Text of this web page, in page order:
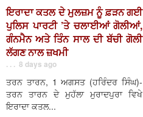
ਇਰਾਦਾ ਕਤਲ ਦੇ ਮੁਲਜ਼ਮ ਨੂੰ ਫ਼ੜਨ ਗਈ
ਪੁਲਿਸ ਪਾਰਟੀ ’ਤੇ ਚਲਾਈਆਂ ਗੋਲੀਆਂ,
ਗੰਨਮੈਨ ਅਤੇ ਤਿੰਨ ਸਾਲ ਦੀ ਬੱਚੀ ਗੋਲੀ
ਲੱਗਣ ਨਾਲ ਜ਼ਖਮੀ
. . . 8 days ago
ਤਰਨ ਤਾਰਨ, 1 ਅਗਸਤ (ਹਰਿੰਦਰ ਸਿੰਘ)-
ਤਰਨ ਤਾਰਨ ਦੇ ਮੁਹੱਲਾ ਮੁਰਾਦਪੁਰਾ ਵਿਖੇ
ਇਰਾਦਾ ਕਤਲ...